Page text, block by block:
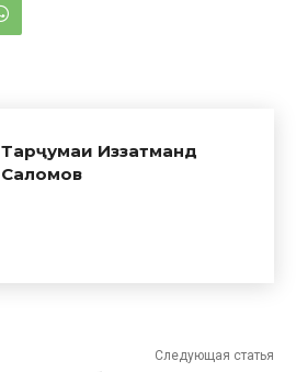
Тарҷумаи Иззатманд
Саломов
Следующая статья